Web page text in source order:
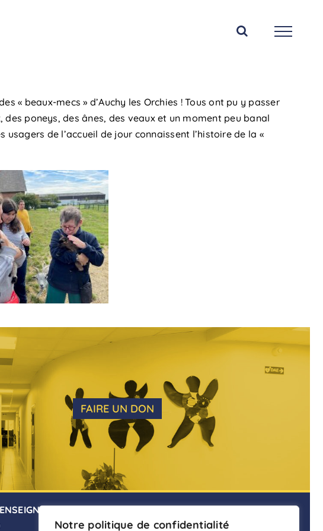
Notre politique de confidentialité
« beaux-mecs » d’Auchy les Orchies ! Tous ont pu y passer
poneys, des ânes, des veaux et un moment peu banal
de l’accueil de jour connaissent l’histoire de la «
FAIRE UN DON